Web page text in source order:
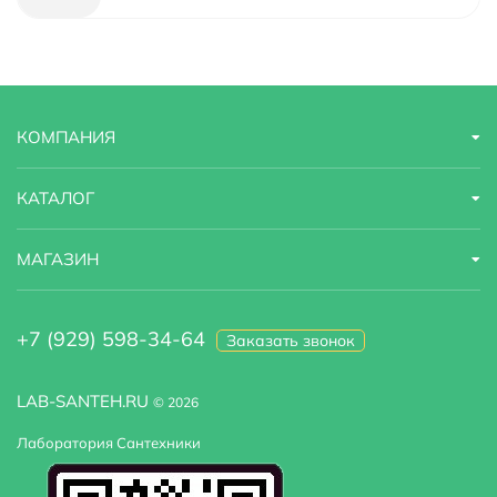
Штрихкод 4603757419901
Высота 31 м
LAB-SANTEH.RU © 2026
Лаборатория Сантехники
КОМПАНИЯ
КАТАЛОГ
МАГАЗИН
+7 (929) 598-34-64 Заказать звонок